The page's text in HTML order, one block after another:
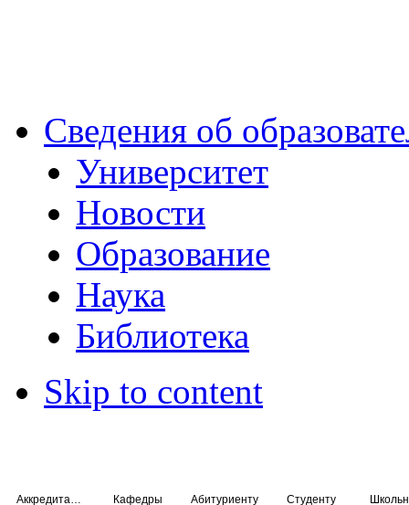
Сведения об
Университет
Новости
Образование
Наука
Библиотека
Skip to content
Кафедры Абитуриенту Студенту